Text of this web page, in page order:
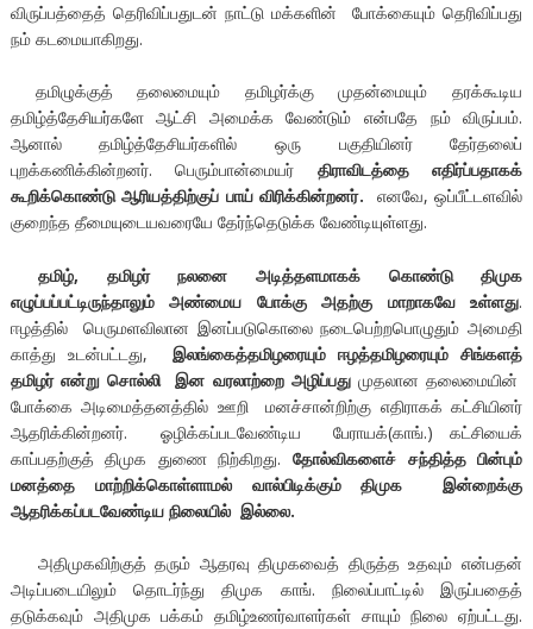
விருப்பத்தைத் தெரிவிப்பதுடன் நாட்டு மக்களின் போக்கையும் தெரிவிப்பது
நம் கடமையாகிறது.
தமிழுக்குத் தலைமையும் தமிழர்க்கு முதன்மையும் தரக்கூடிய
தமிழ்த்தேசியர்களே ஆட்சி அமைக்க வேண்டும் என்பதே நம் விருப்பம்.
ஆனால் தமிழ்த்தேசியர்களில் ஒரு பகுதியினர் தேர்தலைப்
புறக்கணிக்கின்றனர். பெரும்பான்மையர் திராவிடத்தை எதிர்ப்பதாகக்
கூறிக்கொண்டு ஆரியத்திற்குப் பாய் விரிக்கின்றனர். எனவே, ஒப்பீட்டளவில்
குறைந்த தீமையுடையவரையே தேர்ந்தெடுக்க வேண்டியுள்ளது.
தமிழ், தமிழர் நலனை அடித்தளமாகக் கொண்டு திமுக
எழுப்பப்பட்டிருந்தாலும் அண்மைய போக்கு அதற்கு மாறாகவே உள்ளது.
ஈழத்தில் பெருமளவிலான இனப்படுகொலை நடைபெற்றபொழுதும் அமைதி
காத்து உடன்பட்டது, இலங்கைத்தமிழரையும் ஈழத்தமிழரையும் சிங்களத்
தமிழர் என்று சொல்லி இன வரலாற்றை அழிப்பதுமுதலான தலைமையின்
போக்கை அடிமைத்தனத்தில் ஊறி மனச்சான்றிற்கு எதிராகக் கட்சியினர்
ஆதரிக்கின்றனர். ஓழிக்கப்படவேண்டிய பேராயக்(காங்.) கட்சியைக்
காப்பதற்குத் திமுக துணை நிற்கிறது.தோல்விகளைச் சந்தித்த பின்பும்
மனத்தை மாற்றிக்கொள்ளாமல் வால்பிடிக்கும் திமுக இன்றைக்கு
ஆதரிக்கப்படவேண்டிய நிலையில் இல்லை.
அதிமுகவிற்குத் தரும் ஆதரவு திமுகவைத் திருத்த உதவும் என்பதன்
அடிப்படையிலும் தொடர்ந்து திமுக காங். நிலைப்பாட்டில் இருப்பதைத்
தடுக்கவும் அதிமுக பக்கம் தமிழ்உணர்வாளர்கள் சாயும் நிலை ஏற்பட்டது.